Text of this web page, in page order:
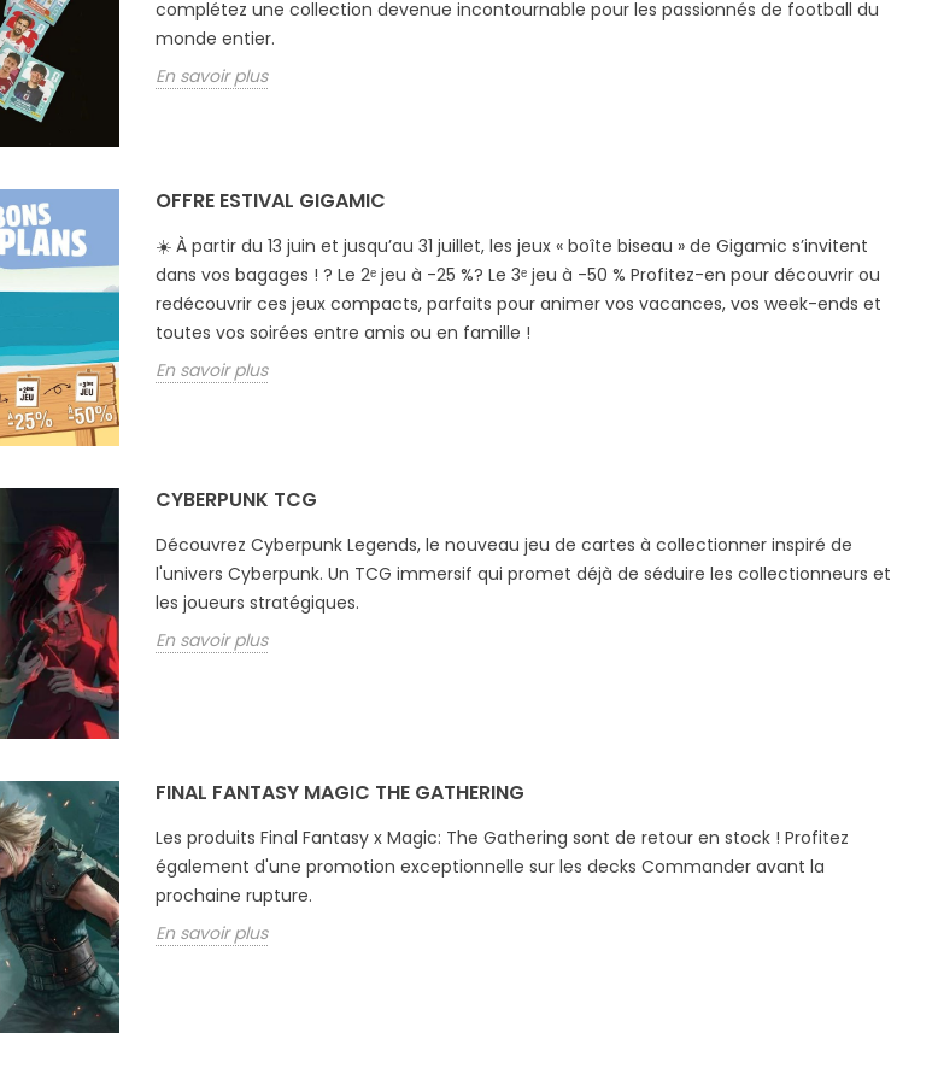
complétez une collection devenue incontournable pour les passionnés de football du
monde entier.
En savoir plus
OFFRE ESTIVAL GIGAMIC
☀️ À partir du 13 juin et jusqu’au 31 juillet, les jeux « boîte biseau » de Gigamic s’invitent
dans vos bagages ! ? Le 2ᵉ jeu à -25 %? Le 3ᵉ jeu à -50 % Profitez-en pour découvrir ou
redécouvrir ces jeux compacts, parfaits pour animer vos vacances, vos week-ends et
toutes vos soirées entre amis ou en famille !
En savoir plus
CYBERPUNK TCG
Découvrez Cyberpunk Legends, le nouveau jeu de cartes à collectionner inspiré de
l'univers Cyberpunk. Un TCG immersif qui promet déjà de séduire les collectionneurs et
les joueurs stratégiques.
En savoir plus
FINAL FANTASY MAGIC THE GATHERING
Les produits Final Fantasy x Magic: The Gathering sont de retour en stock ! Profitez
également d'une promotion exceptionnelle sur les decks Commander avant la
prochaine rupture.
En savoir plus